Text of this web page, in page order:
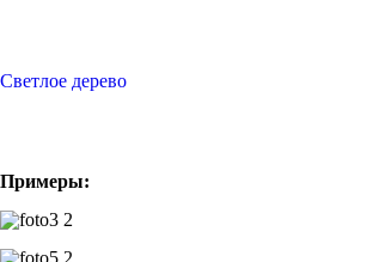
Светлое дерево
Примеры: